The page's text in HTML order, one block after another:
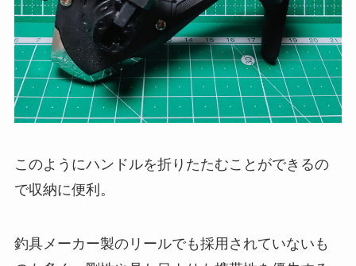
このようにハンドルを折りたたむことができるの
で収納に便利。
釣具メーカー製のリールでも採用されていないも